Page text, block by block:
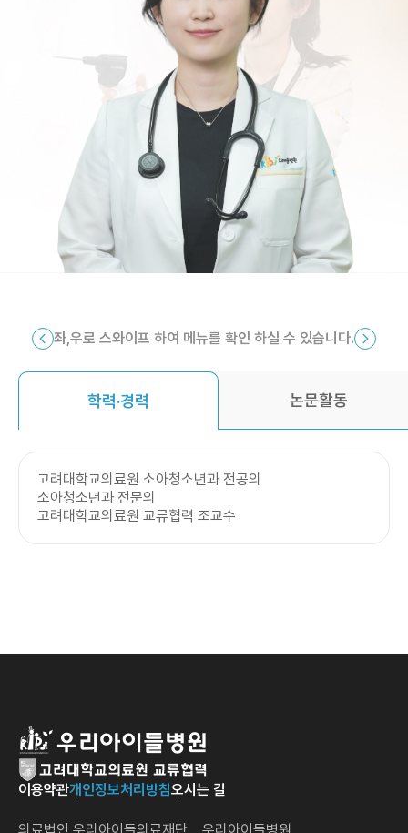
좌,우로 스와이프 하여 메뉴를 확인 하실 수 있습니다.
학력·경력 논문활동
고려대학교의료원 소아청소년과 전공의
소아청소년과 전문의
고려대학교의료원 교류협력 조교수
이용약관개인정보처리방침오시는 길